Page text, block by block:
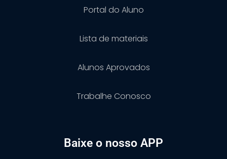
Portal do Aluno
Lista de materiais
Alunos Aprovados
Trabalhe Conosco
Baixe o nosso APP